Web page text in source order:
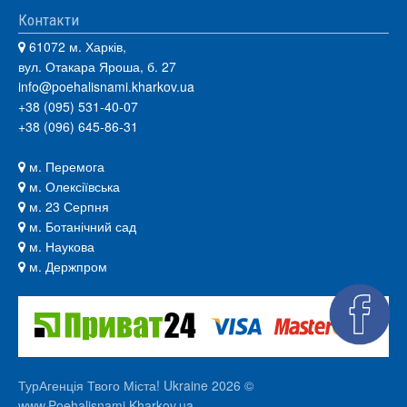
Контакти
61072 м. Харків,
вул. Отакара Яроша, б. 27
info@poehalisnami.kharkov.ua
+38 (095) 531-40-07
+38 (096) 645-86-31
м. Перемога
м. Олексіївська
м. 23 Серпня
м. Ботанічний сад
м. Наукова
м. Держпром
ТурАгенція Твого Міста! Ukraine 2026 ©